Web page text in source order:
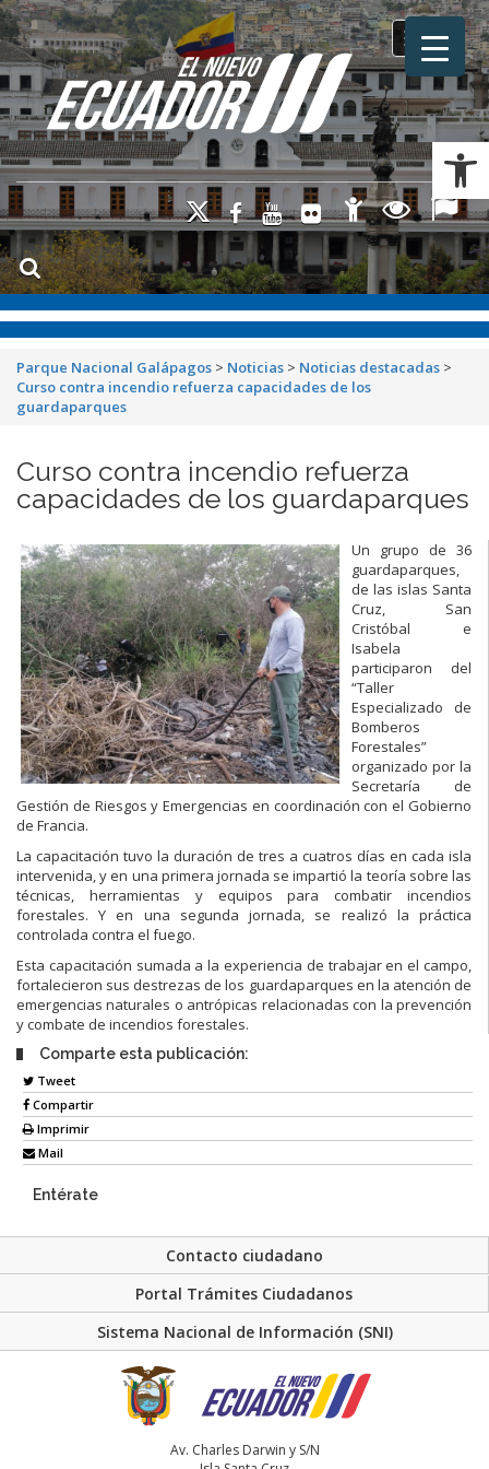
Toggle
Parque Nacional Galápagos > Noticias > Noticias destacadas >
Curso contra incendio refuerza capacidades de los
guardaparques
Curso contra incendio refuerza
capacidades de los guardaparques
Un grupo de 36
guardaparques,
de las islas Santa
Cruz, San
Cristóbal e
Isabela
participaron del
“Taller
Especializado de
Bomberos
Forestales”
organizado por la
Secretaría de
Gestión de Riesgos y Emergencias en coordinación con el Gobierno
de Francia.
La capacitación tuvo la duración de tres a cuatros días en cada isla
intervenida, y en una primera jornada se impartió la teoría sobre las
técnicas, herramientas y equipos para combatir incendios
forestales. Y en una segunda jornada, se realizó la práctica
controlada contra el fuego.
Esta capacitación sumada a la experiencia de trabajar en el campo,
fortalecieron sus destrezas de los guardaparques en la atención de
emergencias naturales o antrópicas relacionadas con la prevención
y combate de incendios forestales.
Comparte esta publicación:
Tweet
Compartir
Imprimir
Mail
Entérate
Contacto ciudadano
Portal Trámites Ciudadanos
Sistema Nacional de Información (SNI)
Av. Charles Darwin y S/N